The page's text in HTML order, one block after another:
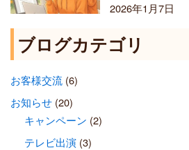
2026年1月7日
ブログカテゴリ
お客様交流(6)
お知らせ(20)
キャンペーン (2)
テレビ出演(3)